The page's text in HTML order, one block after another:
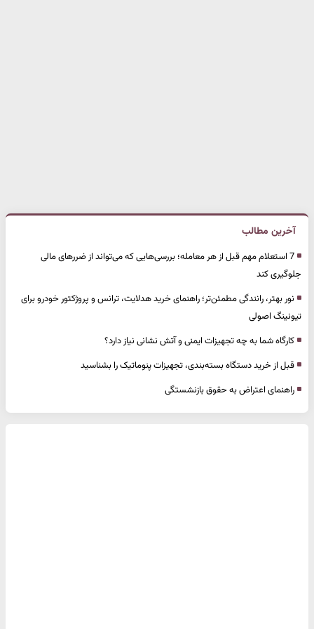
آخرین مطالب
7 استعلام مهم قبل از هر معامله؛ بررسی‌هایی که می‌تواند از ضررهای مالی
جلوگیری کند
نور بهتر، رانندگی مطمئن‌تر؛ راهنمای خرید هدلایت، ترانس و پروژکتور خودرو برای
تیونینگ اصولی
کارگاه شما به چه تجهیزات ایمنی و آتش نشانی نیاز دارد؟
قبل از خرید دستگاه بسته‌بندی، تجهیزات پنوماتیک را بشناسید
راهنمای اعتراض به حقوق بازنشستگی